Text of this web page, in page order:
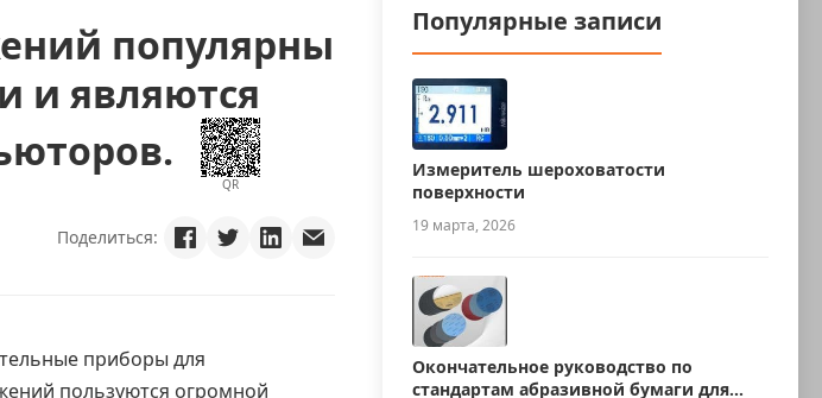
популярны
и являются
QR
Поделиться:
приборы для
пользуются огромной
Популярные записи
Измеритель шероховатости
поверхности
19 марта, 2026
Окончательное руководство по
стандартам абразивной бумаги для